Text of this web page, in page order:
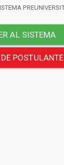
AL SISTEMA
POSTULANTE